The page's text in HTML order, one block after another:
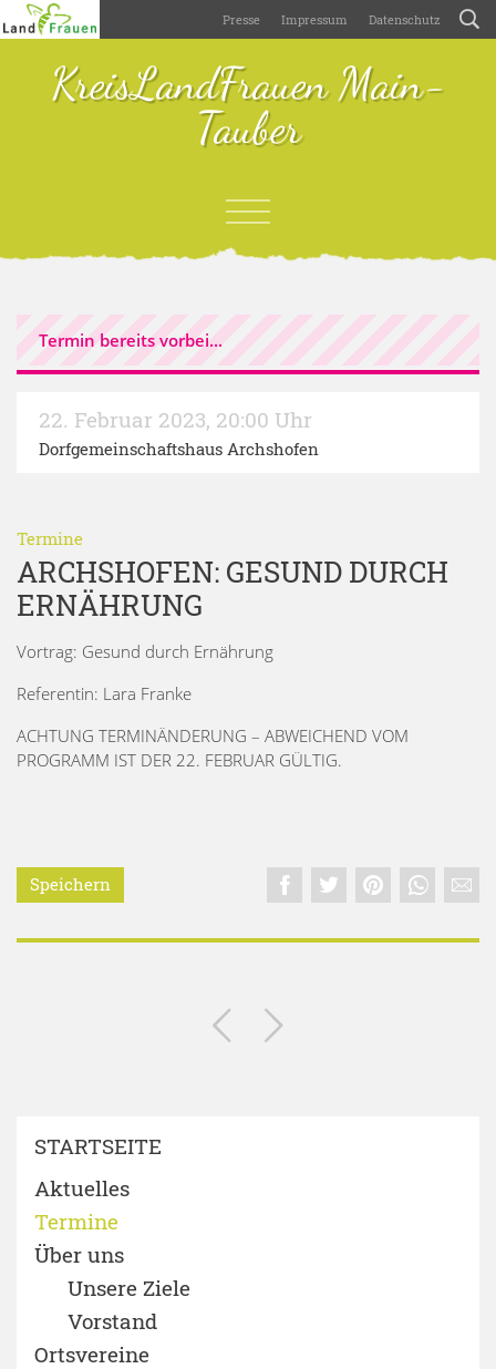
Presse Impressum Datenschutz
KreisLandFrauen Main-
Tauber
Termin bereits vorbei...
22. Februar 2023, 20:00 Uhr
Dorfgemeinschaftshaus Archshofen
Termine
ARCHSHOFEN: GESUND DURCH
ERNÄHRUNG
Vortrag: Gesund durch Ernährung
Referentin: Lara Franke
ACHTUNG TERMINÄNDERUNG – ABWEICHEND VOM
PROGRAMM IST DER 22. FEBRUAR GÜLTIG.
Speichern
STARTSEITE
Aktuelles
Termine
Über uns
Unsere Ziele
Vorstand
Ortsvereine